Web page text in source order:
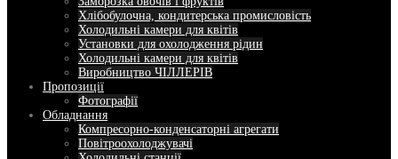
Хлібобулочна, кондитерська промисловість
Холодильні камери для квітів
Установки для охолодження рідин
Холодильні камери для квітів
Виробництво ЧІЛЛЕРІВ
Пропозиції
Фотографії
Обладнання
Компресорно-конденсаторні агрегати
Повітроохолоджувачі